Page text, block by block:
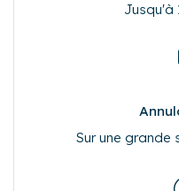
Jusqu'à
Sur une grande